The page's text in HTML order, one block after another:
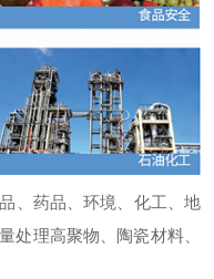
品、环境、化工、地
处理高聚物、陶瓷材料、